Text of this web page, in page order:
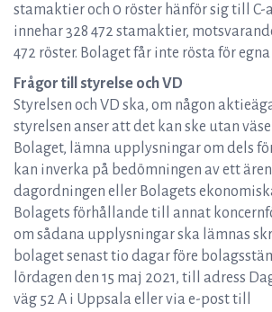
stamaktier och 0 röster hänför sig till C-
innehar 328 472 stamaktier,
472 röster. Bolaget får inte rösta för
Frågor till styrelse och VD
Styrelsen och VD ska, om någon
styrelsen anser att det kan ske utan
Bolaget, lämna upplysningar om dels
kan inverka på bedömningen av ett
dagordningen eller Bolagets
Bolagets förhållande till annat
om sådana upplysningar ska lämnas
bolaget senast tio dagar före
lördagen den 15 maj 2021, till adress
väg 52 A i Uppsala eller via e-post till